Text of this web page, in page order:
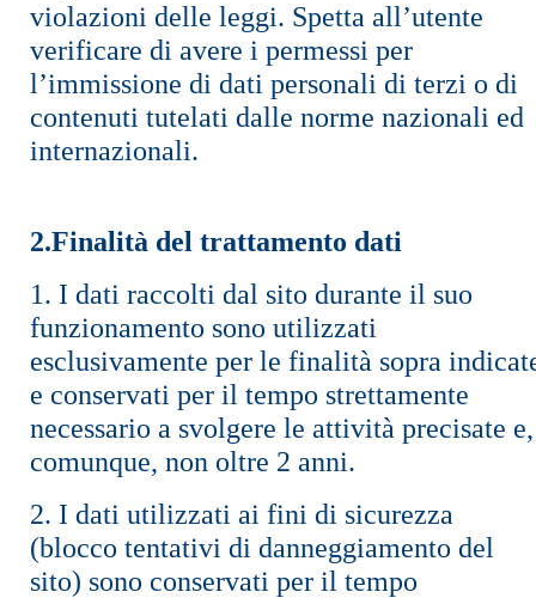
violazioni delle leggi. Spetta all’utente
verificare di avere i permessi per
l’immissione di dati personali di terzi o di
contenuti tutelati dalle norme nazionali ed
internazionali.
2.Finalità del trattamento dati
1. I dati raccolti dal sito durante il suo
funzionamento sono utilizzati
esclusivamente per le finalità sopra
e conservati per il tempo strettamente
necessario a svolgere le attività precisate e,
comunque, non oltre 2 anni.
2. I dati utilizzati ai fini di sicurezza
(blocco tentativi di danneggiamento del
sito) sono conservati per il tempo